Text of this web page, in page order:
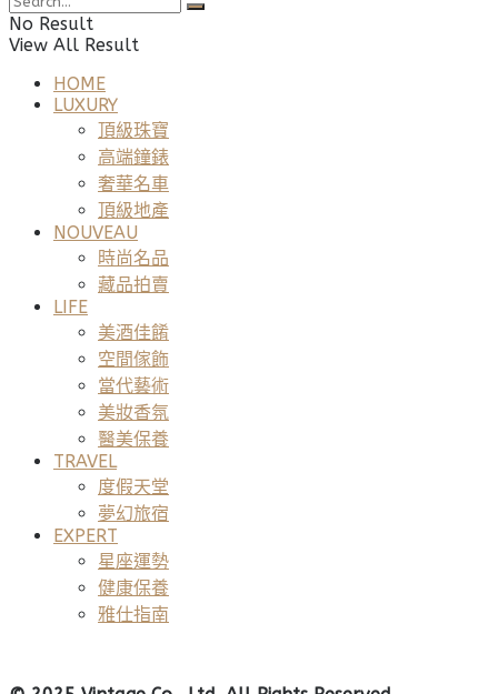
No Result
View All Result
HOME
LUXURY
頂級珠寶
高端鐘錶
奢華名車
頂級地產
NOUVEAU
時尚名品
藏品拍賣
LIFE
美酒佳餚
空間傢飾
當代藝術
美妝香氛
醫美保養
TRAVEL
度假天堂
夢幻旅宿
EXPERT
星座運勢
健康保養
雅仕指南